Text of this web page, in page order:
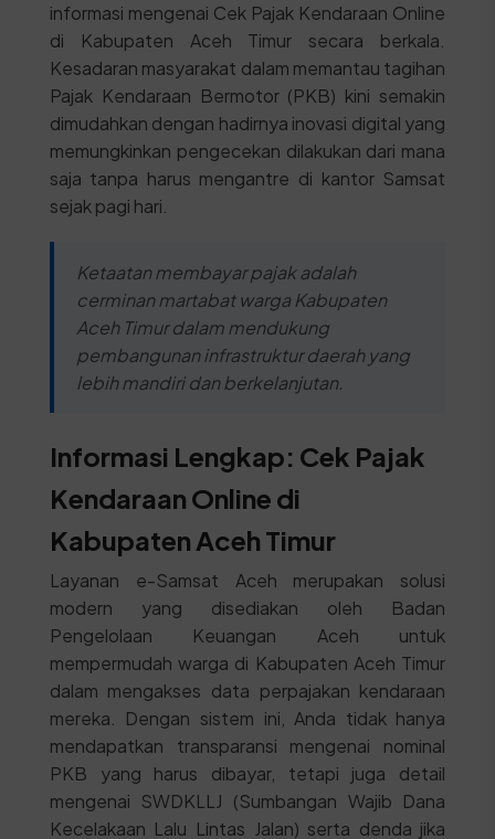
informasi mengenai Cek Pajak Kendaraan Online
di Kabupaten Aceh Timur secara berkala.
Kesadaran masyarakat dalam memantau tagihan
Pajak Kendaraan Bermotor (PKB) kini semakin
dimudahkan dengan hadirnya inovasi digital yang
memungkinkan pengecekan dilakukan dari mana
saja tanpa harus mengantre di kantor Samsat
sejak pagi hari.
Ketaatan membayar pajak adalah
cerminan martabat warga Kabupaten
Aceh Timur dalam mendukung
pembangunan infrastruktur daerah yang
lebih mandiri dan berkelanjutan.
Informasi Lengkap: Cek Pajak
Kendaraan Online di
Kabupaten Aceh Timur
Layanan e-Samsat Aceh merupakan solusi
modern yang disediakan oleh Badan
Pengelolaan Keuangan Aceh untuk
mempermudah warga di Kabupaten Aceh Timur
dalam mengakses data perpajakan kendaraan
mereka. Dengan sistem ini, Anda tidak hanya
mendapatkan transparansi mengenai nominal
PKB yang harus dibayar, tetapi juga detail
mengenai SWDKLLJ (Sumbangan Wajib Dana
Kecelakaan Lalu Lintas Jalan) serta denda jika